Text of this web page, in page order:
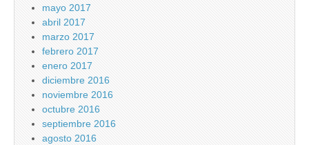
mayo 2017
abril 2017
marzo 2017
febrero 2017
enero 2017
diciembre 2016
noviembre 2016
octubre 2016
septiembre 2016
agosto 2016